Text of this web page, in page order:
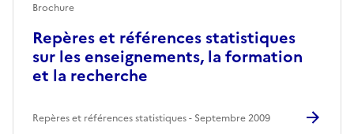
Repères et références statistiques
sur les enseignements, la formation
et la recherche
Brochure
Repères et références statistiques Septembre 2009